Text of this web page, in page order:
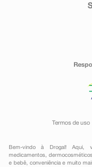
Termos de uso
Bem-vindo à Drogal! Aqui,
medicamentos ,
e bebê, conveniênciae muito